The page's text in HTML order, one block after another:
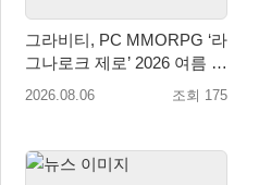
그라비티, PC MMORPG ‘라
그나로크 제로’ 2026 여름 프
로모션 진행!
2026.08.06 조회 175